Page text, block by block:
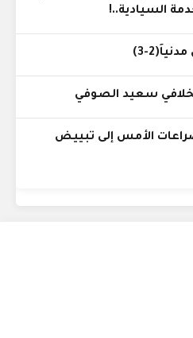
السيادية..!
3)
سعيد الصوفي
الأمس إلى تبييض